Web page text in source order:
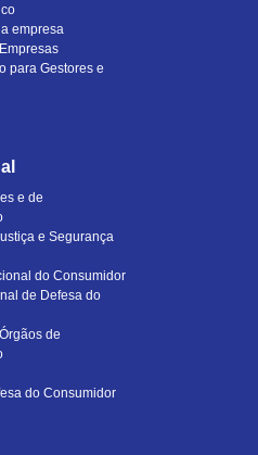
empresa
para Gestores e
e de
e Segurança
do Consumidor
de Defesa do
de
do Consumidor